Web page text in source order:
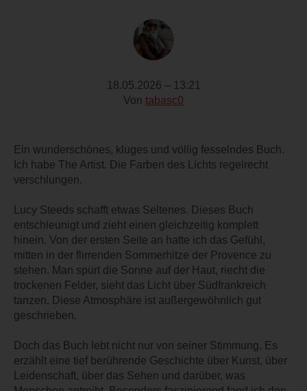
18.05.2026 – 13:21
Von tabasc0
Ein wunderschönes, kluges und völlig fesselndes Buch.
Ich habe The Artist. Die Farben des Lichts regelrecht
verschlungen.
Lucy Steeds schafft etwas Seltenes. Dieses Buch
entschleunigt und zieht einen gleichzeitig komplett
hinein. Von der ersten Seite an hatte ich das Gefühl,
mitten in der flirrenden Sommerhitze der Provence zu
stehen. Man spürt die Sonne auf der Haut, riecht die
trockenen Felder, sieht das Licht über Südfrankreich
tanzen. Diese Atmosphäre ist außergewöhnlich gut
geschrieben.
Doch das Buch lebt nicht nur von seiner Stimmung. Es
erzählt eine tief berührende Geschichte über Kunst, über
Leidenschaft, über das Sehen und darüber, was